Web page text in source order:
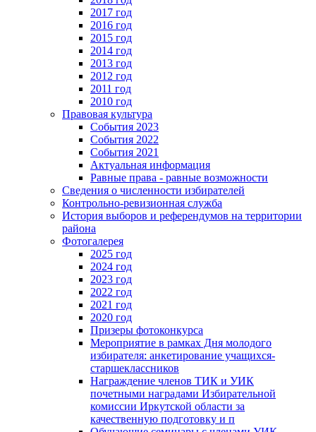
2017 год
2016 год
2015 год
2014 год
2013 год
2012 год
2011 год
2010 год
Правовая культура
События 2023
События 2022
События 2021
Актуальная информация
Равные права - равные возможности
Сведения о численности избирателей
Контрольно-ревизионная служба
История выборов и референдумов на территории
района
Фотогалерея
2025 год
2024 год
2023 год
2022 год
2021 год
2020 год
Призеры фотоконкурса
Мероприятие в рамках Дня молодого
избирателя: анкетирование учащихся-
старшеклассников
Награждение членов ТИК и УИК
почетными наградами Избирательной
комиссии Иркутской области за
качественную подготовку и п